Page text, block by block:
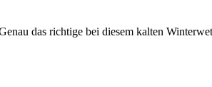
das richtige bei diesem kalten